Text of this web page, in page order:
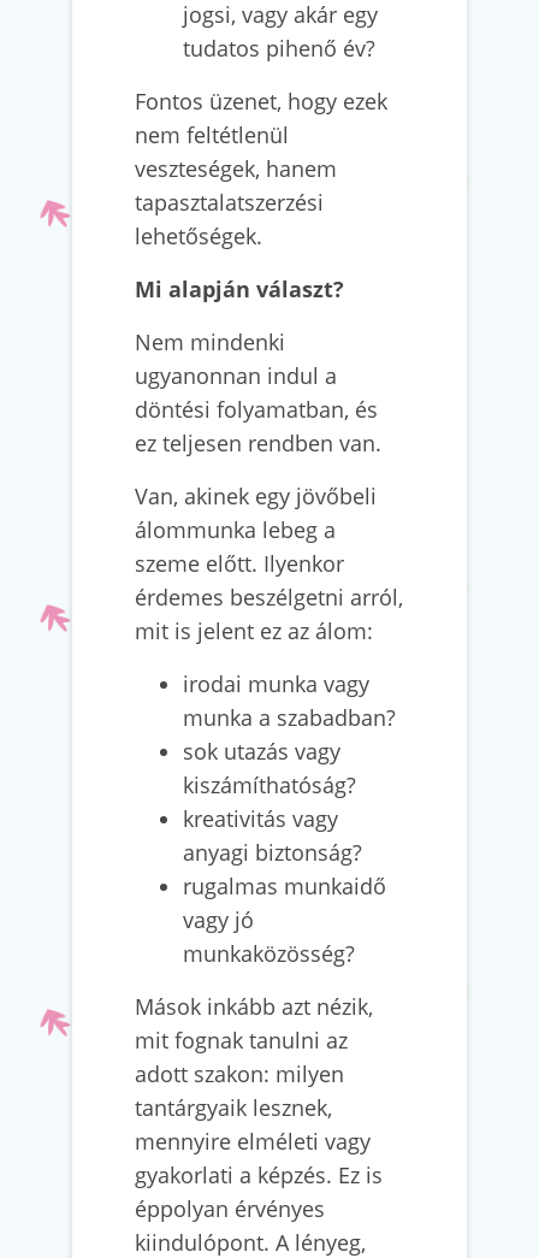
jogsi, vagy akár egy
tudatos pihenő év?
Fontos üzenet, hogy ezek
nem feltétlenül
veszteségek, hanem
tapasztalatszerzési
lehetőségek.
Mi alapján választ?
Nem mindenki
ugyanonnan indul a
döntési folyamatban, és
ez teljesen rendben van.
Van, akinek egy jövőbeli
álommunka lebeg a
szeme előtt. Ilyenkor
érdemes beszélgetni arról,
mit is jelent ez az álom:
irodai munka vagy
munka a szabadban?
sok utazás vagy
kiszámíthatóság?
kreativitás vagy
anyagi biztonság?
rugalmas munkaidő
vagy jó
munkaközösség?
Mások inkább azt nézik,
mit fognak tanulni az
adott szakon: milyen
tantárgyaik lesznek,
mennyire elméleti vagy
gyakorlati a képzés. Ez is
éppolyan érvényes
kiindulópont. A lényeg,